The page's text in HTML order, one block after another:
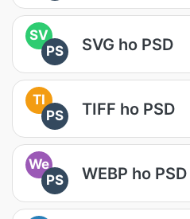
SV
PS
SVG ho PSD
TI
PS
TIFF ho PSD
We
PS
WEBP ho PSD